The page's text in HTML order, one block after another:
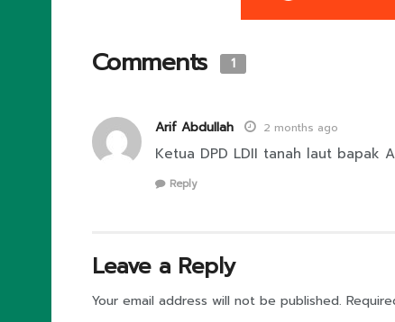
Comments 1
Arif Abdullah 2 months ago
Ketua DPD LDII tanah laut bapak
Reply
Leave a Reply
Your email address will not be published.